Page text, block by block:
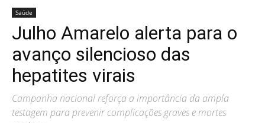
Saúde
Julho Amarelo alerta para o
avanço silencioso das
hepatites virais
Campanha nacional reforça a importância da ampla
testagem para prevenir complicações graves e mortes